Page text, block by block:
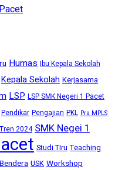
Humas Ibu Kepala Sekolah
Kepala Sekolah Kerjasama
LSP LSP SMK Negeri 1 Pacet
Pendikar Pengajian PKL Pra MPLS
2024 SMK Negei 1
Studi TIru Teaching
USK Workshop